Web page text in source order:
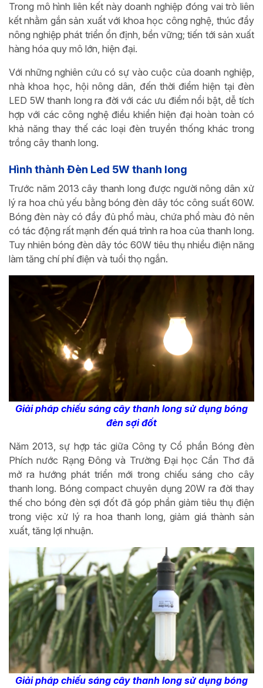
Trong mô hình liên kết này doanh nghiệp đóng vai trò liên
kết nhằm gắn sản xuất với khoa học công nghệ, thúc đẩy
nông nghiệp phát triển ổn định, bền vững; tiến tới sản xuất
hàng hóa quy mô lớn, hiện đại.
Với những nghiên cứu có sự vào cuộc của doanh nghiệp,
nhà khoa học, hội nông dân, đến thời điểm hiện tại đèn
LED 5W thanh long ra đời với các ưu điểm nổi bật, dễ tích
hợp với các công nghệ điều khiển hiện đại hoàn toàn có
khả năng thay thế các loại đèn truyền thống khác trong
trồng cây thanh long.
Hình thành Đèn Led 5W thanh long
Trước năm 2013 cây thanh long được người nông dân xử
lý ra hoa chủ yếu bằng bóng đèn dây tóc công suất 60W.
Bóng đèn này có đầy đủ phổ màu, chứa phổ màu đỏ nên
có tác động rất mạnh đến quá trình ra hoa của thanh long.
Tuy nhiên bóng đèn dây tóc 60W tiêu thụ nhiều điện năng
làm tăng chí phí điện và tuổi thọ ngắn.
Giải pháp chiếu sáng cây thanh long sử dụng bóng
đèn sợi đốt
Năm 2013, sự hợp tác giữa Công ty Cổ phần Bóng đèn
Phích nước Rạng Đông và Trường Đại học Cần Thơ đã
mở ra hướng phát triển mới trong chiếu sáng cho cây
thanh long. Bóng compact chuyên dụng 20W ra đời thay
thế cho bóng đèn sợi đốt đã góp phần giảm tiêu thụ điện
trong việc xử lý ra hoa thanh long, giảm giá thành sản
xuất, tăng lợi nhuận.
Giải pháp chiếu sáng cây thanh long sử dụng bóng